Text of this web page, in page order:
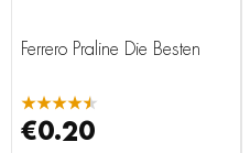
Ferrero Praline Die Besten
★★★★★
€0.20